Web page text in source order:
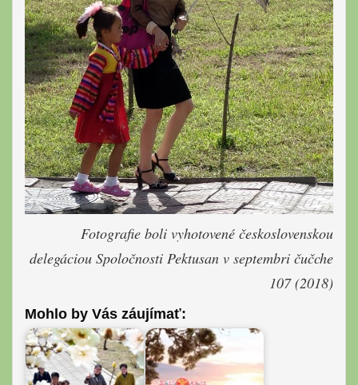
Fotografie boli vyhotovené československou
delegáciou Spoločnosti Pektusan v septembri čučche
107 (2018)
Mohlo by Vás záujímať: